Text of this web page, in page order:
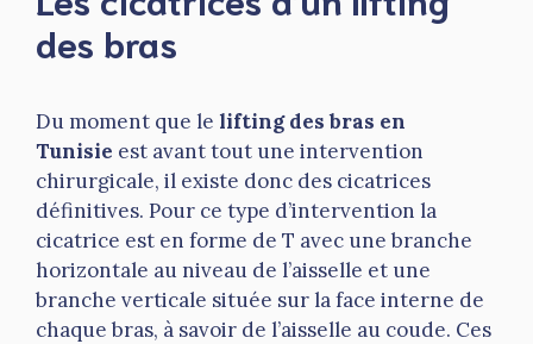
des bras
Du moment que le lifting des bras en
Tunisie est avant tout une intervention
chirurgicale, il existe donc des cicatrices
définitives. Pour ce type d’intervention la
cicatrice est en forme de T avec une branche
horizontale au niveau de l’aisselle et une
branche verticale située sur la face interne de
chaque bras, à savoir de l’aisselle au coude. Ces